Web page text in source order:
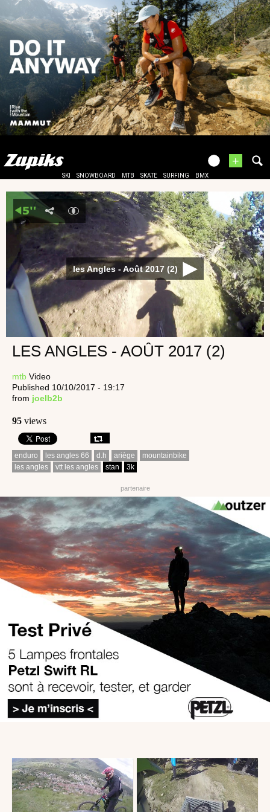
+
SKI SNOWBOARD MTB SKATE SURFING BMX
les Angles - Août 2017 (2)
LES ANGLES - AOÛT 2017 (2)
mtb Video
Published 10/10/2017 - 19:17
from joelb2b
95 views
enduro les angles 66 d.h ariège
mountainbike
les angles
vtt les angles stan 3k